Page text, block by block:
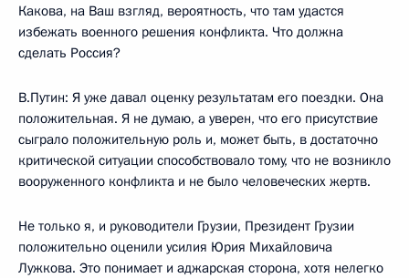
Какова, на Ваш взгляд, вероятность, что там удастся
избежать военного решения конфликта. Что должна
сделать Россия?
В.Путин: Я уже давал оценку результатам его поездки. Она
положительная. Я не думаю, а уверен, что его присутствие
сыграло положительную роль и, может быть, в достаточно
критической ситуации способствовало тому, что не возникло
вооруженного конфликта и не было человеческих жертв.
Не только я, и руководители Грузии, Президент Грузии
положительно оценили усилия Юрия Михайловича
Лужкова. Это понимает и аджарская сторона, хотя нелегко